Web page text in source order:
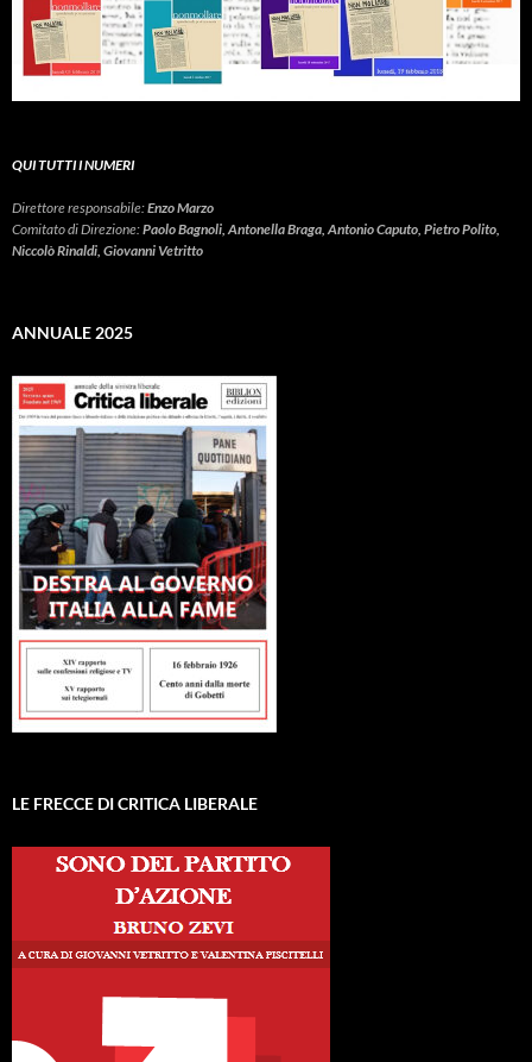
QUI TUTTI I NUMERI
Direttore responsabile:Enzo Marzo
Comitato di Direzione:Paolo Bagnoli, Antonella Braga, Antonio Caputo, Pietro Polito,
Niccolò Rinaldi, Giovanni Vetritto
ANNUALE 2025
LE FRECCE DI CRITICA LIBERALE